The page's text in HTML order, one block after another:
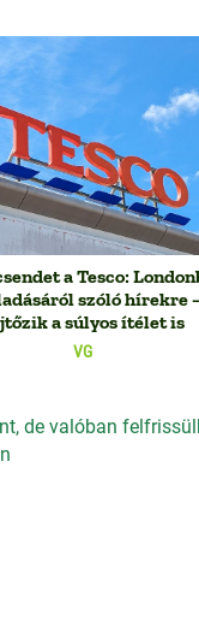
VG
a Tesco:
szóló hírekre
a súlyos ítélet is